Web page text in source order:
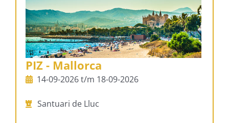
PIZ - Mallorca
14-09-2026 t/m 18-09-2026
Santuari de Lluc